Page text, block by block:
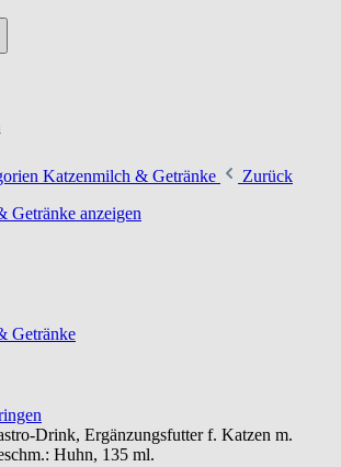
Katzenmilch & Getränke
Zurück
Getränke anzeigen
Getränke